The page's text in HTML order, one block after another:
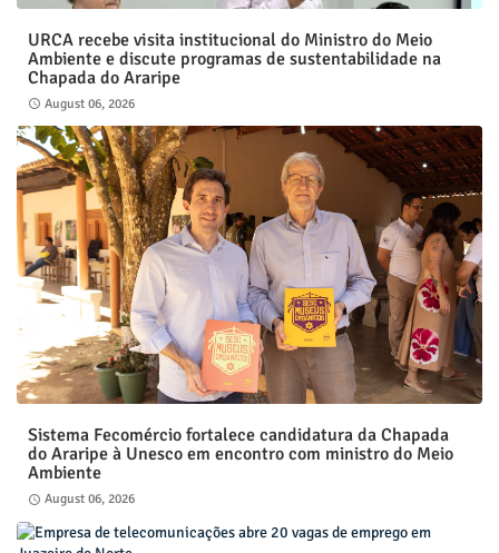
URCA recebe visita institucional do Ministro do Meio
Ambiente e discute programas de sustentabilidade na
Chapada do Araripe
August 06, 2026
Sistema Fecomércio fortalece candidatura da Chapada
do Araripe à Unesco em encontro com ministro do Meio
Ambiente
August 06, 2026